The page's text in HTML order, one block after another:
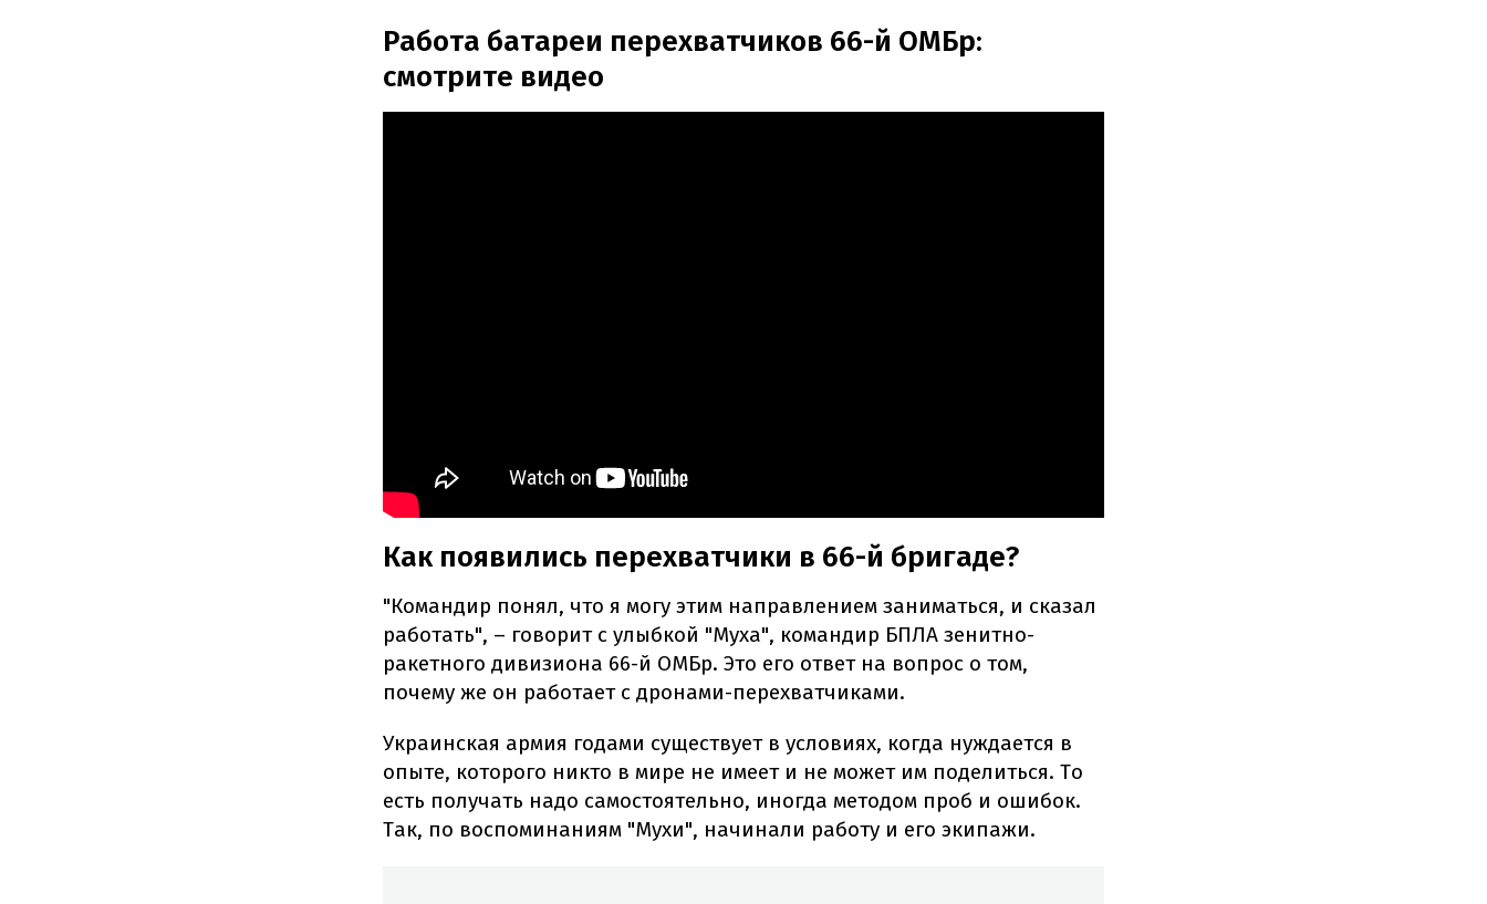
Работа батареи перехватчиков 66-й ОМБр:
смотрите видео
Как появились перехватчики в 66-й бригаде?
"Командир понял, что я могу этим направлением заниматься, и сказал
работать", – говорит с улыбкой "Муха", командир БПЛА зенитно-
ракетного дивизиона 66-й ОМБр. Это его ответ на вопрос о том,
почему же он работает с дронами-перехватчиками.
Украинская армия годами существует в условиях, когда нуждается в
опыте, которого никто в мире не имеет и не может им поделиться. То
есть получать надо самостоятельно, иногда методом проб и ошибок.
Так, по воспоминаниям "Мухи", начинали работу и его экипажи.